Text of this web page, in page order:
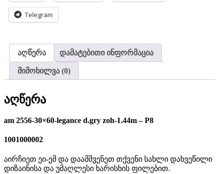
Telegram
აღწერა დამატებითი ინფორმაცია
მიმოხილვა (0)
აღწერა
am 2556-30×60-legance d.gry zoh-1.44m – P8
1001000002
აირჩიეთ ეი-ემ და დაამშვენეთ თქვენი სახლი დახვეწილი
დიზაინისა და უმაღლესი ხარისხის ფილებით.